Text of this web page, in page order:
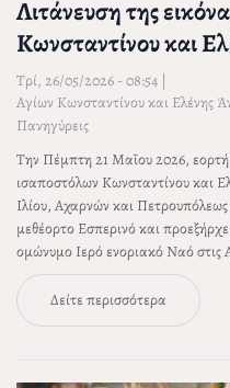
Λιτάνευση της
Κωνσταντίνου και
Τρί, 26/05/2026 - 08:54 |
Αγίων Κωνσταντίνου και Ελένης
Πανηγύρεις
Την Πέμπτη 21 Μαΐου 2026,
ισαποστόλων Κωνσταντίνου και
Ιλίου, Αχαρνών και
μεθέορτο Εσπερινό και
ομώνυμο Ιερό ενοριακό Ναό στις
Δείτε περισσότερα